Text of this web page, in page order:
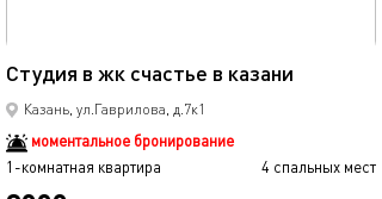
Студия в жк счастье в казани
Казань, ул.Гаврилова, д.7к1
моментальное бронирование
1-комнатная квартира
4 спальных мест